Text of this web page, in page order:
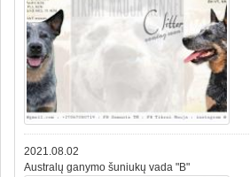
2021.08.02
Australų ganymo šuniukų vada "B"